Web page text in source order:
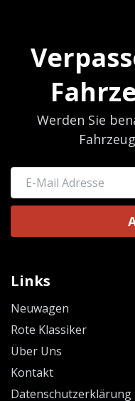
Werden Sie
Links
Neuwagen
Rote Klassiker
Über Uns
Kontakt
Datenschutzerklärung